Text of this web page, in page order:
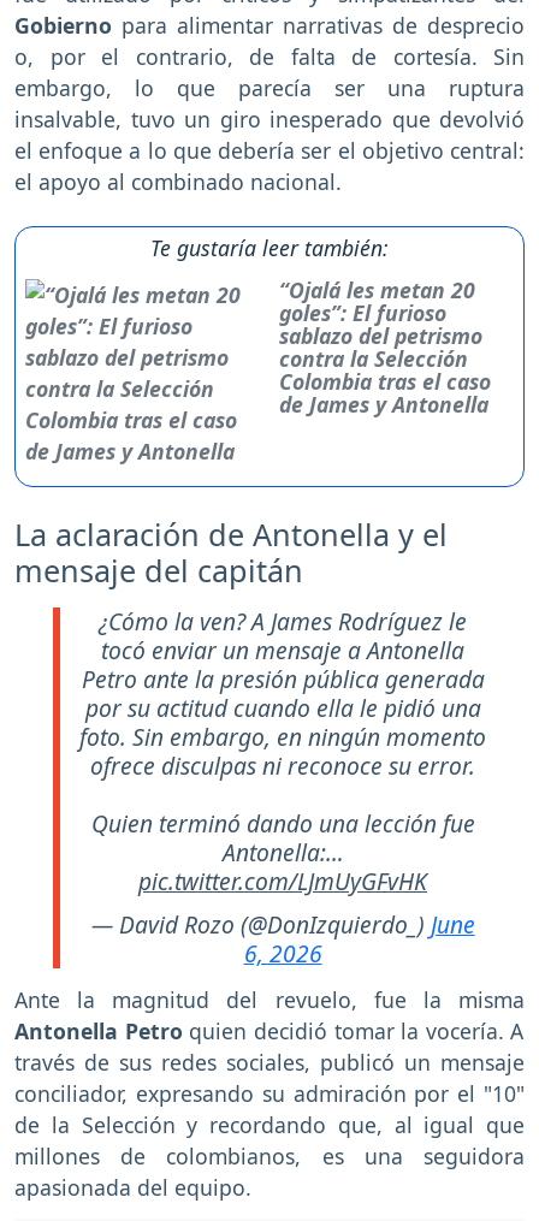
Gobierno para alimentar narrativas de desprecio
o, por el contrario, de falta de cortesía. Sin
embargo, lo que parecía ser una ruptura
insalvable, tuvo un giro inesperado que devolvió
el enfoque a lo que debería ser el objetivo central:
el apoyo al combinado nacional.
Te gustaría leer también:
“Ojalá les metan 20
goles”: El furioso
sablazo del petrismo
contra la Selección
Colombia tras el caso
de James y Antonella
La aclaración de Antonella y el
mensaje del capitán
¿Cómo la ven? A James Rodríguez le
tocó enviar un mensaje a Antonella
Petro ante la presión pública generada
por su actitud cuando ella le pidió una
foto. Sin embargo, en ningún momento
ofrece disculpas ni reconoce su error.
Quien terminó dando una lección fue
Antonella:…
pic.twitter.com/LJmUyGFvHK
— David Rozo (@DonIzquierdo_) June
6, 2026
Ante la magnitud del revuelo, fue la misma
Antonella Petro quien decidió tomar la vocería. A
través de sus redes sociales, publicó un mensaje
conciliador, expresando su admiración por el "10"
de la Selección y recordando que, al igual que
millones de colombianos, es una seguidora
apasionada del equipo.